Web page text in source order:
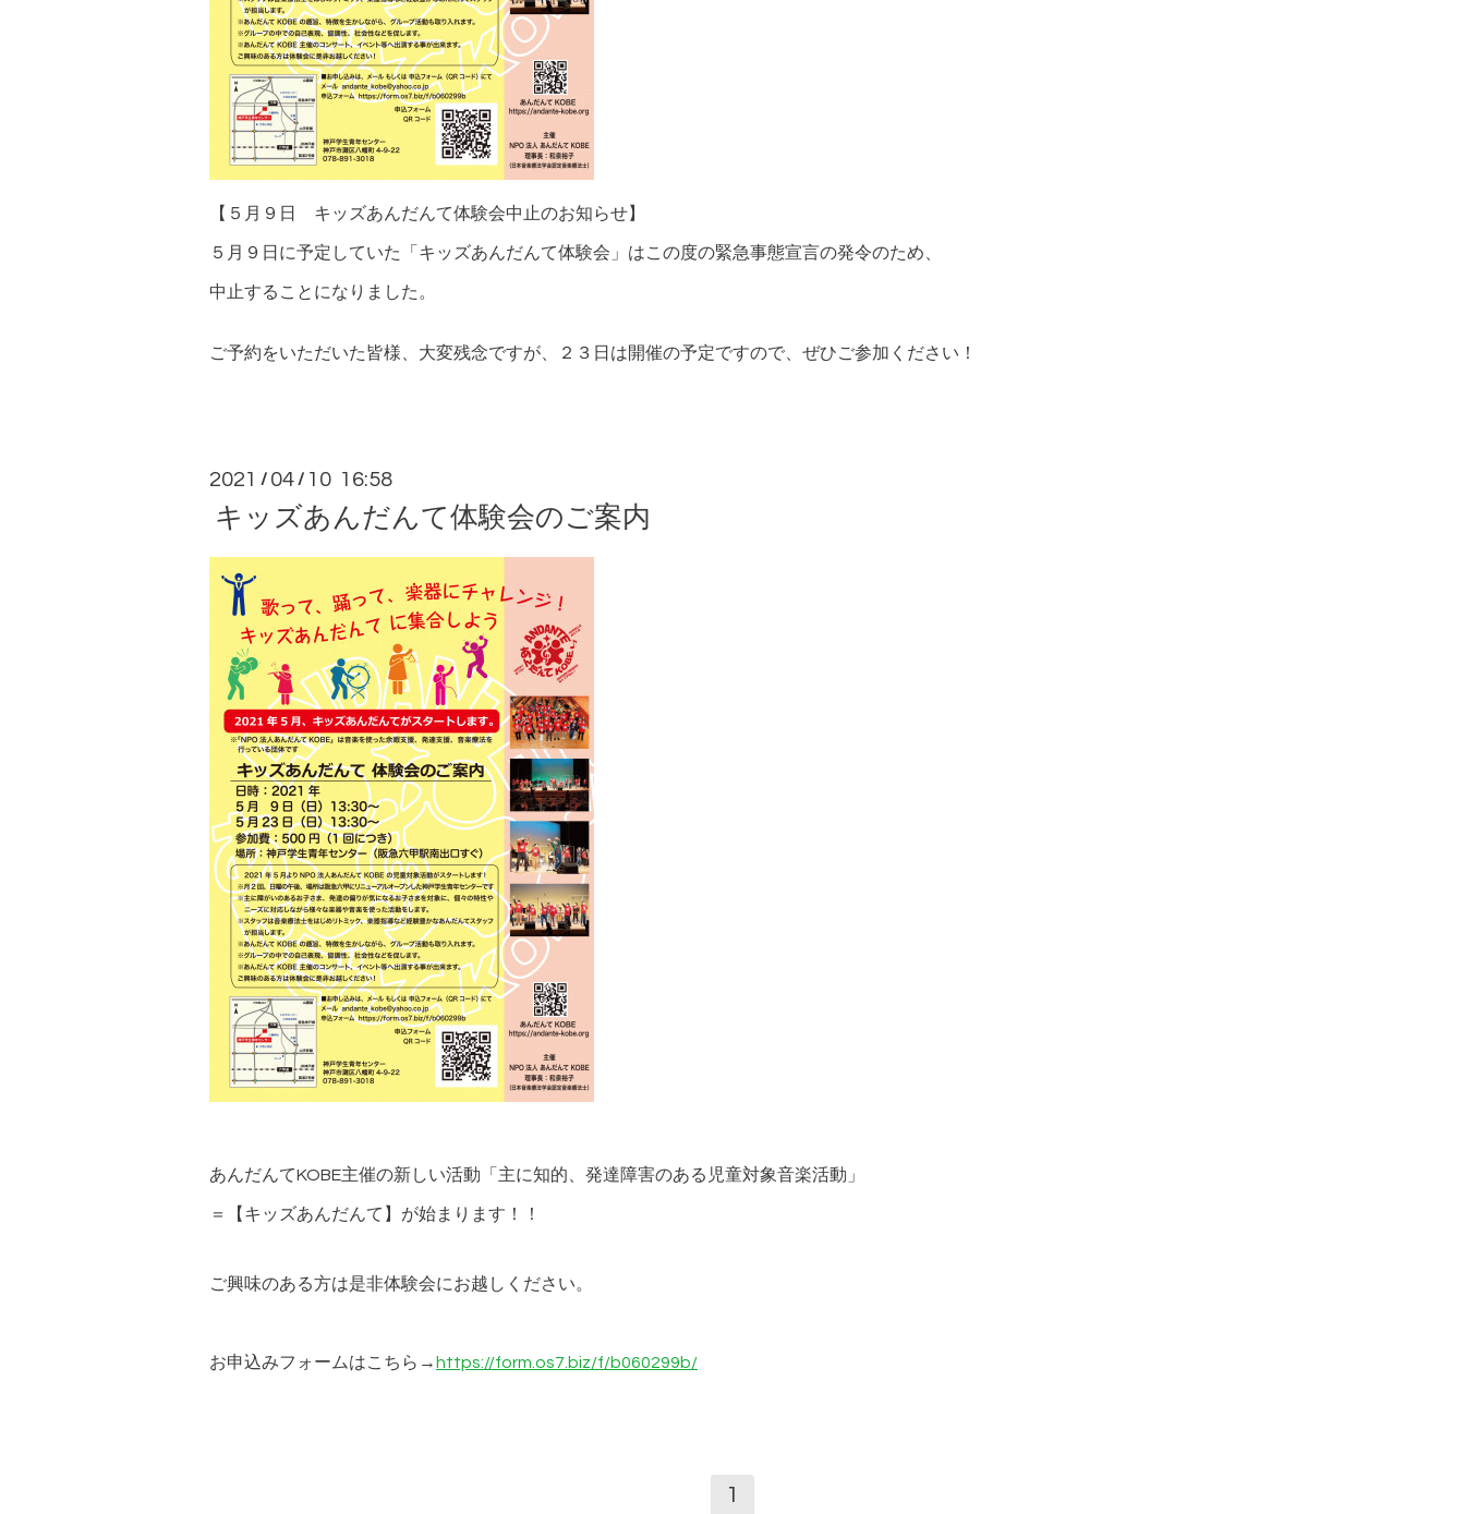
【５月９日 キッズあんだんて体験会中止のお知らせ】
５月９日に予定していた「キッズあんだんて体験会」はこの度の緊急事態宣言の発令のため、
中止することになりました。
ご予約をいただいた皆様、大変残念ですが、２３日は開催の予定ですので、ぜひご参加ください！
2021 / 04 / 10 16:58
キッズあんだんて体験会のご案内
あんだんてKOBE主催の新しい活動「主に知的、発達障害のある児童対象音楽活動」
＝【キッズあんだんて】が始まります！！
ご興味のある方は是非体験会にお越しください。
お申込みフォームはこちら→ https://form.os7.biz/f/b060299b/
1